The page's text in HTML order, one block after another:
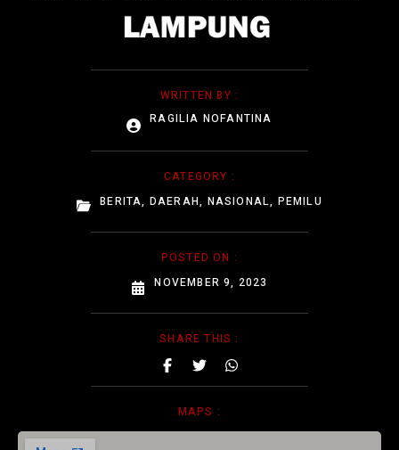
WRITTEN BY :
RAGILIA NOFANTINA
CATEGORY :
BERITA, DAERAH, NASIONAL, PEMILU
POSTED ON :
NOVEMBER 9, 2023
SHARE THIS :
MAPS :